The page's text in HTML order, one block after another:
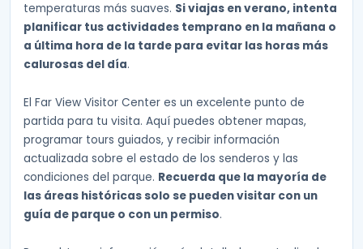
temperaturas más suaves. Si viajas en verano, intenta
planificar tus actividades temprano en la mañana o
a última hora de la tarde para evitar las horas más
calurosas del día.
El Far View Visitor Center es un excelente punto de
partida para tu visita. Aquí puedes obtener mapas,
programar tours guiados, y recibir información
actualizada sobre el estado de los senderos y las
condiciones del parque. Recuerda que la mayoría de
las áreas históricas solo se pueden visitar con un
guía de parque o con un permiso.